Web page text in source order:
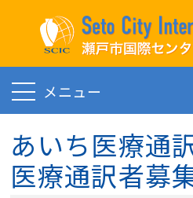
あいち医療通
医療通訳者募
English Español
Tiếng Việt
Filipino